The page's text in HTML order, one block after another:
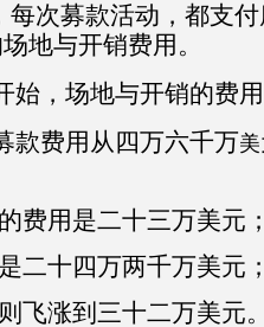
每次募款活动，都支
地与开销费用。
地与开销的费用
用从四万六千万美
是二十三万美元
四万两千万美元
到三十二万美元